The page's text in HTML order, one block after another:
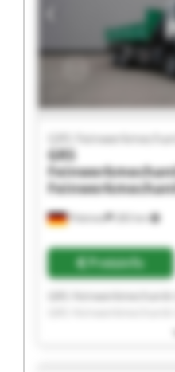
Pöttmes 283 km
GRS
GRS
Preisinfo
GRS
GRS
GRS